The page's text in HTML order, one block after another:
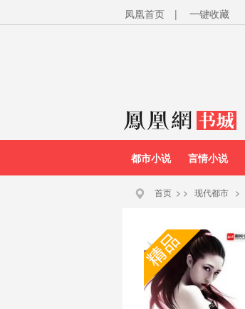
凤凰首页 | 一键收藏
都市小说 言情小说
首页 > > 现代都市 >